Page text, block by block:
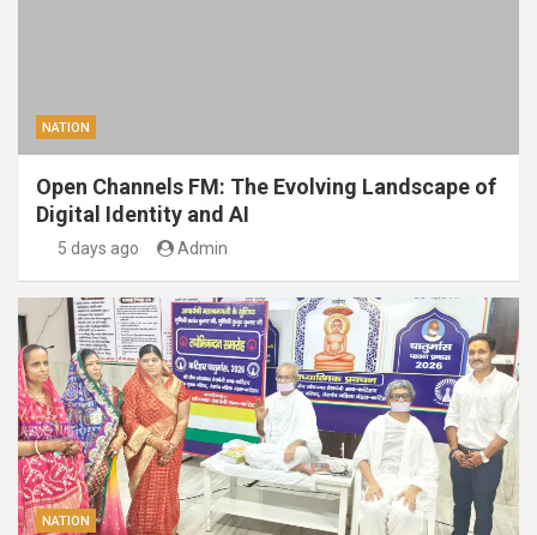
NATION
Open Channels FM: The Evolving Landscape of
Digital Identity and AI
5 days ago Admin
NATION